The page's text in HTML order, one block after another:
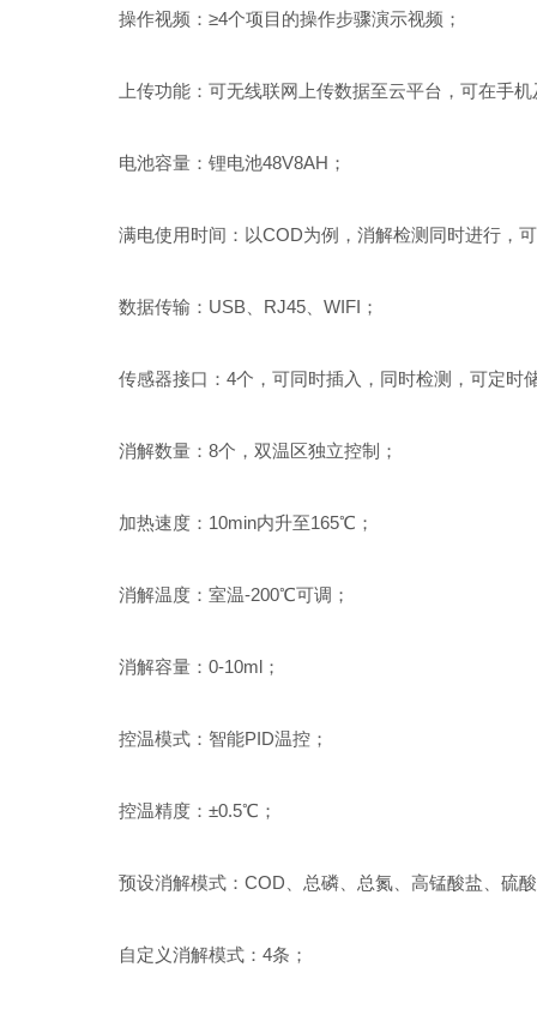
操作视频：≥4个项目的操作步骤演示视频；
上传功能：可无线联网上传数据至云平台，可在手机
电池容量：锂电池48V8AH；
满电使用时间：以COD为例，消解检测同时进行，可
数据传输：USB、RJ45、WIFI；
传感器接口：4个，可同时插入，同时检测，可定时
消解数量：8个，双温区独立控制；
加热速度：10min内升至165℃；
消解温度：室温-200℃可调；
消解容量：0-10ml；
控温模式：智能PID温控；
控温精度：±0.5℃；
预设消解模式：COD、总磷、总氮、高锰酸盐、硫
自定义消解模式：4条；